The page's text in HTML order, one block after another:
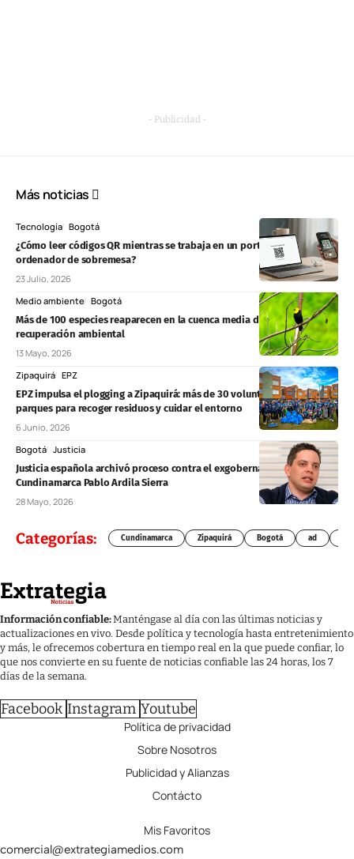
- Publicidad -
Más noticias
Tecnología Bogotá
¿Cómo leer códigos QR mientras se trabaja en un portátil o un
ordenador de sobremesa?
23 Julio, 2026
Medio ambiente Bogotá
Más de 100 especies reaparecen en la cuenca media del río Bogotá tras
recuperación ambiental
13 Mayo, 2026
Zipaquirá EPZ
EPZ impulsa el plogging a Zipaquirá: más de 30 voluntarios recorrieron
parques para recoger residuos y cuidar el entorno
6 Junio, 2026
Bogotá Justicia
Justicia española archivó proceso contra el exgobernador de
Cundinamarca Pablo Ardila Sierra
28 Mayo, 2026
Categorías: Cundinamarca Zipaquirá Bogotá ad
Información confiable:Manténgase al día con las últimas noticias y
actualizaciones en vivo. Desde política y tecnología hasta entretenimiento
y más, le ofrecemos cobertura en tiempo real en la que puede confiar, lo
que nos convierte en su fuente de noticias confiable las 24 horas, los 7
días de la semana.
Facebook Instagram Youtube
Política de privacidad
Sobre Nosotros
Publicidad y Alianzas
Contácto
Mis Favoritos
comercial@extrategiamedios.com